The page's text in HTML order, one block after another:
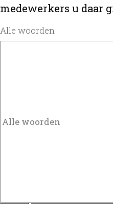
medewerkers u daar
Alle woorden